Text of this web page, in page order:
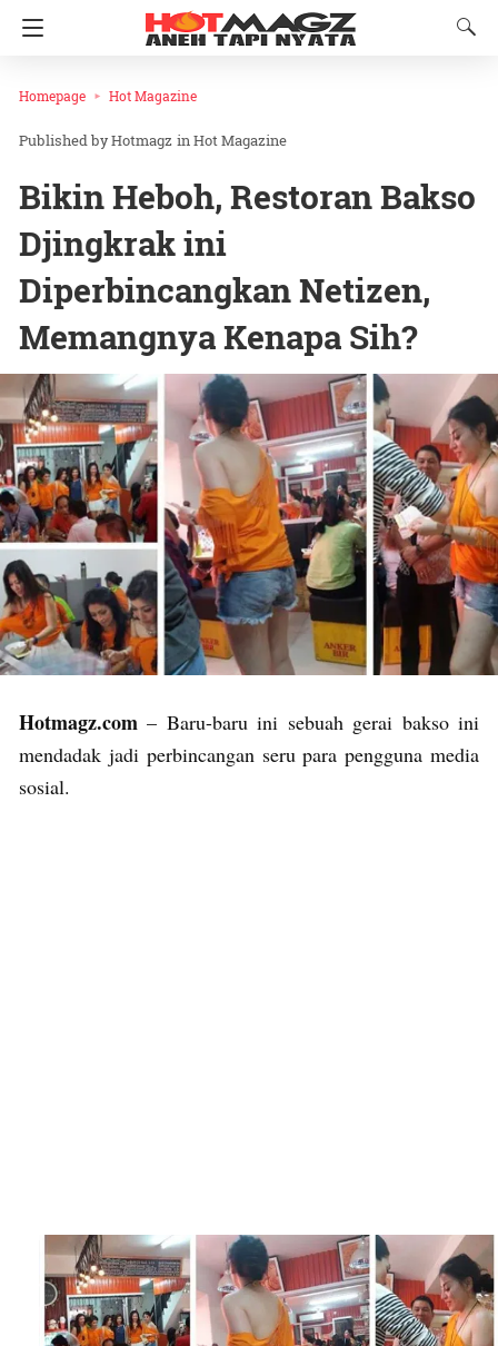
Homepage Hot Magazine
Hotmagz inHot Magazine
Bikin Heboh, Restoran Bakso
Djingkrak ini
Diperbincangkan Netizen,
Memangnya Kenapa Sih?
Hotmagz.com – Baru-baru ini sebuah gerai bakso ini
mendadak jadi perbincangan seru para pengguna media
sosial.